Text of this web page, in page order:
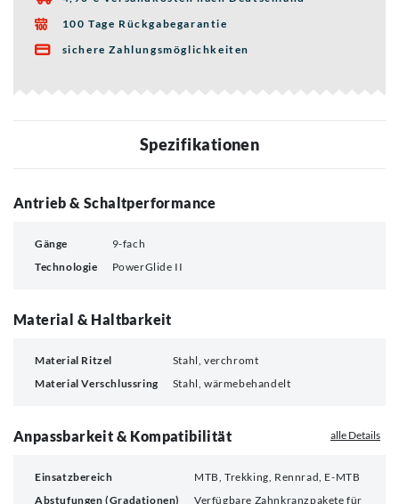
 100 Tage Rückgabegarantie
 sichere Zahlungsmöglichkeiten
Spezifikationen
Antrieb & Schaltperformance
Gänge
9-fach
Technologie
PowerGlide II
Material & Haltbarkeit
Material Ritzel
Stahl, verchromt
Material Verschlussring
Stahl, wärmebehandelt
Anpassbarkeit & Kompatibilität alle Details
Einsatzbereich
MTB, Trekking, Rennrad, E-MTB
Abstufungen (Gradationen)
Verfügbare Zahnkranzpakete für